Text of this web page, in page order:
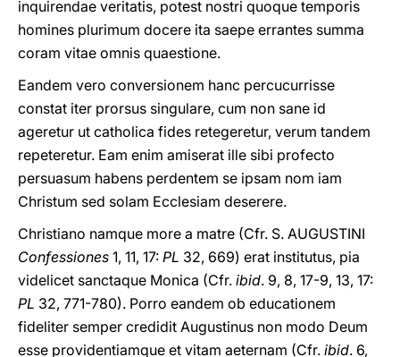
inquirendae veritatis, potest nostri quoque temporis
homines plurimum docere ita saepe errantes summa
coram vitae omnis quaestione.
Eandem vero conversionem hanc percucurrisse
constat iter prorsus singulare, cum non sane id
ageretur ut catholica fides retegeretur, verum tandem
repeteretur. Eam enim amiserat ille sibi profecto
persuasum habens perdentem se ipsam nom iam
Christum sed solam Ecclesiam deserere.
Christiano namque more a matre (Cfr. S. AUGUSTINI
Confessiones 1, 11, 17: PL 32, 669) erat institutus, pia
videlicet sanctaque Monica (Cfr. ibid. 9, 8, 17-9, 13, 17:
PL 32, 771-780). Porro eandem ob educationem
fideliter semper credidit Augustinus non modo Deum
esse providentiamque et vitam aeternam (Cfr. ibid. 6,